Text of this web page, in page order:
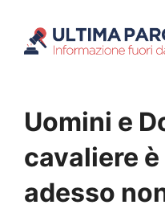
Uomini e
cavaliere
adesso